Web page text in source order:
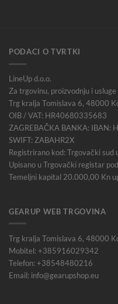
PODACI O TVRTKI
LineUp d.o.o.
Za trgovinu, proizvodnju i usluge
Trg kralja Tomislava 6, 48000
OIB / VAT: HR40680335683
ZAGREBAČKA BANKA:
SWIFT: ZABAHR2X
Registrirano kod: Trgovački
Upisano u Trgovački registar
Temeljni kapital 20.000,00 Kn
GEARUP WEB TRGOVINA
Trg kralja Tomislava 6, 48000
Mobitel: +385916029342
Telefon: +38548480216
Email: info@gearupshop.eu